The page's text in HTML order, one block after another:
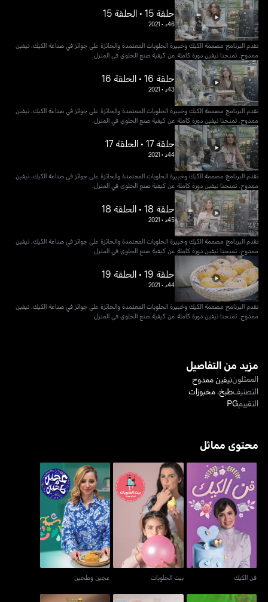
حلقة 15 • الحلقة 15
46د •
2021
تقدم البرنامج مصممة الكيك وخبيرة الحلويات المعتمدة والحائزة على جوائز في صناعة الكيك، نيفين
ممدوح. تمنحنا نيفين دورة كاملة عن كيفية صنع الحلوى في المنزل.
حلقة 16 • الحلقة 16
43د •
2021
تقدم البرنامج مصممة الكيك وخبيرة الحلويات المعتمدة والحائزة على جوائز في صناعة الكيك، نيفين
ممدوح. تمنحنا نيفين دورة كاملة عن كيفية صنع الحلوى في المنزل.
حلقة 17 • الحلقة 17
44د •
2021
تقدم البرنامج مصممة الكيك وخبيرة الحلويات المعتمدة والحائزة على جوائز في صناعة الكيك، نيفين
ممدوح. تمنحنا نيفين دورة كاملة عن كيفية صنع الحلوى في المنزل.
حلقة 18 • الحلقة 18
45د •
2021
تقدم البرنامج مصممة الكيك وخبيرة الحلويات المعتمدة والحائزة على جوائز في صناعة الكيك، نيفين
ممدوح. تمنحنا نيفين دورة كاملة عن كيفية صنع الحلوى في المنزل.
حلقة 19 • الحلقة 19
44د •
2021
تقدم البرنامج مصممة الكيك وخبيرة الحلويات المعتمدة والحائزة على جوائز في صناعة الكيك، نيفين
ممدوح. تمنحنا نيفين دورة كاملة عن كيفية صنع الحلوى في المنزل.
مزيد من التفاصيل
الممثلوننيفين ممدوح
التصنيفطبخ،مخبوزات
التقييمPG
محتوى مماثل
فن الكيك
فن الكيك
بيت الحلويات
بيت الحلويات
عجين وطحين
عجين وطحين